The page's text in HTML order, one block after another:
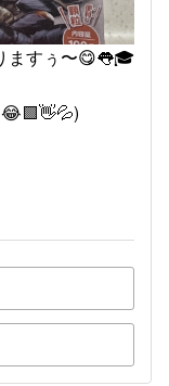
ますぅ〜😋👅🎓